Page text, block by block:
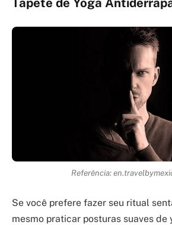
Referência:
Se você prefere fazer seu ritual
mesmo praticar posturas suaves de